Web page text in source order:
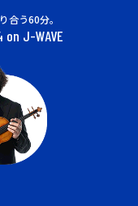
合う60分。
on J-WAVE